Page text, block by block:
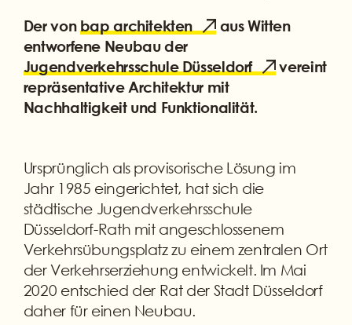
Der von bap architekten
aus Witten
entworfene Neubau der
Jugendverkehrsschule Düsseldorf
vereint
repräsentative Architektur mit
Nachhaltigkeit und Funktionalität.
Ursprünglich als provisorische Lösung im
Jahr 1985 eingerichtet, hat sich die
städtische Jugendverkehrsschule
Düsseldorf-Rath mit angeschlossenem
Verkehrsübungsplatz zu einem zentralen Ort
der Verkehrserziehung entwickelt. Im Mai
2020 entschied der Rat der Stadt Düsseldorf
daher für einen Neubau.